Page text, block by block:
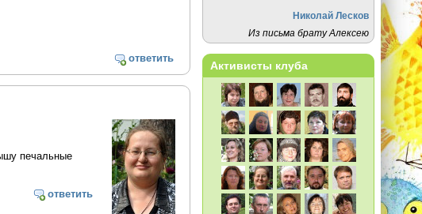
ответить
печальные
ответить
Николай Лесков
Из письма брату Алексею
Активисты клуба